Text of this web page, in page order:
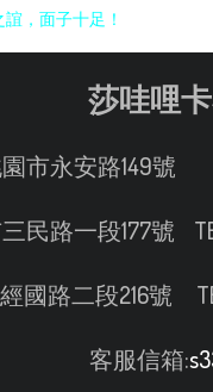
，面子十足！
莎哇哩
市永安路149號
民路一段177號
國路二段216號
客服信箱: